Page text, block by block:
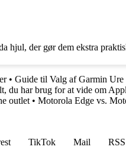
hjul, der gør dem ekstra
• Guide til Valg af Garmin Ure
du har brug for at vide om
outlet • Motorola Edge vs.
TikTok Mail
RSS